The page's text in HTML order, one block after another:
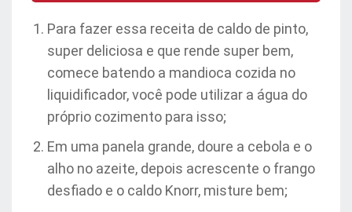
Para fazer essa receita de caldo de pinto,
super deliciosa e que rende super bem,
comece batendo a mandioca cozida no
liquidificador, você pode utilizar a água do
próprio cozimento para isso;
Em uma panela grande, doure a cebola e o
alho no azeite, depois acrescente o frango
desfiado e o caldo Knorr, misture bem;